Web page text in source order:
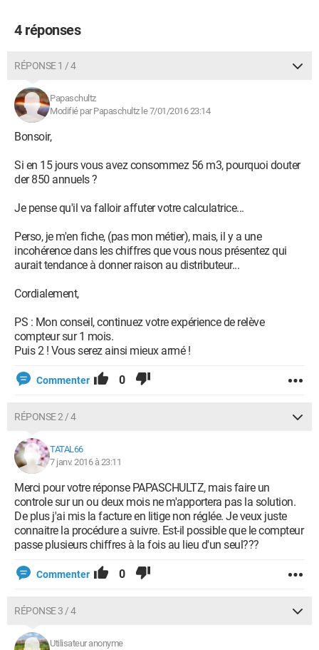
4 réponses
RÉPONSE 1 / 4
Papaschultz
Modifié par Papaschultz le 7/01/2016 23:14
Bonsoir,
Si en 15 jours vous avez consommez 56 m3, pourquoi douter
der 850 annuels ?
Je pense qu'il va falloir affuter votre calculatrice...
Perso, je m'en fiche, (pas mon métier), mais, il y a une
incohérence dans les chiffres que vous nous présentez qui
aurait tendance à donner raison au distributeur...
Cordialement,
PS : Mon conseil, continuez votre expérience de relève
compteur sur 1 mois.
Puis 2 ! Vous serez ainsi mieux armé !
Commenter 0
RÉPONSE 2 / 4
TATAL66
7 janv. 2016 à 23:11
Merci pour votre réponse PAPASCHULTZ, mais faire un
controle sur un ou deux mois ne m'apportera pas la solution.
De plus j'ai mis la facture en litige non réglée. Je veux juste
connaitre la procédure a suivre. Est-il possible que le compteur
passe plusieurs chiffres à la fois au lieu d'un seul???
Commenter 0
RÉPONSE 3 / 4
Utilisateur anonyme